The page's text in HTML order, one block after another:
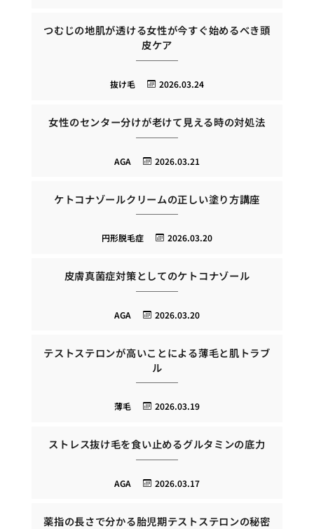
つむじの地肌が透ける女性が今すぐ始めるべき頭
皮ケア
2026.03.24
抜け毛
女性のセンター分けが老けて見える時の対処法
2026.03.21
AGA
ケトコナゾールクリームの正しい塗り方講座
2026.03.20
円形脱毛症
皮膚真菌症対策としてのケトコナゾール
2026.03.20
AGA
テストステロンが高いことによる薄毛と肌トラブ
ル
2026.03.19
薄毛
ストレス抜け毛を食い止めるグルタミンの底力
2026.03.17
AGA
薬指の長さで分かる胎児期テストステロンの秘密